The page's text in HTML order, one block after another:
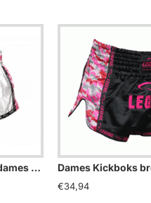
Kickboks broekje dames roze wit Legend Trendy - Maat: L
€34,94